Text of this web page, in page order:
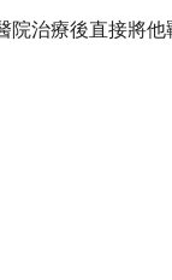
治療後直接將他